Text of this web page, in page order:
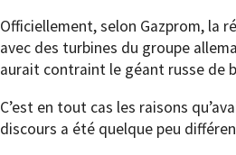
Officiellement, selon Gazprom, la
avec des turbines du groupe
aurait contraint le géant russe de
C’est en tout cas les raisons
discours a été quelque peu